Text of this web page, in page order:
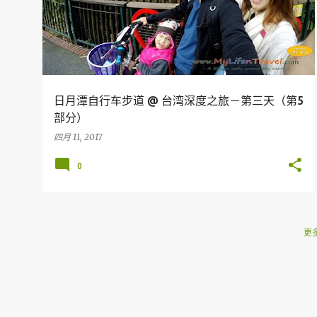
日月潭自行车步道 @ 台湾深度之旅－第三天（第5
部分）
四月 11, 2017
0
更